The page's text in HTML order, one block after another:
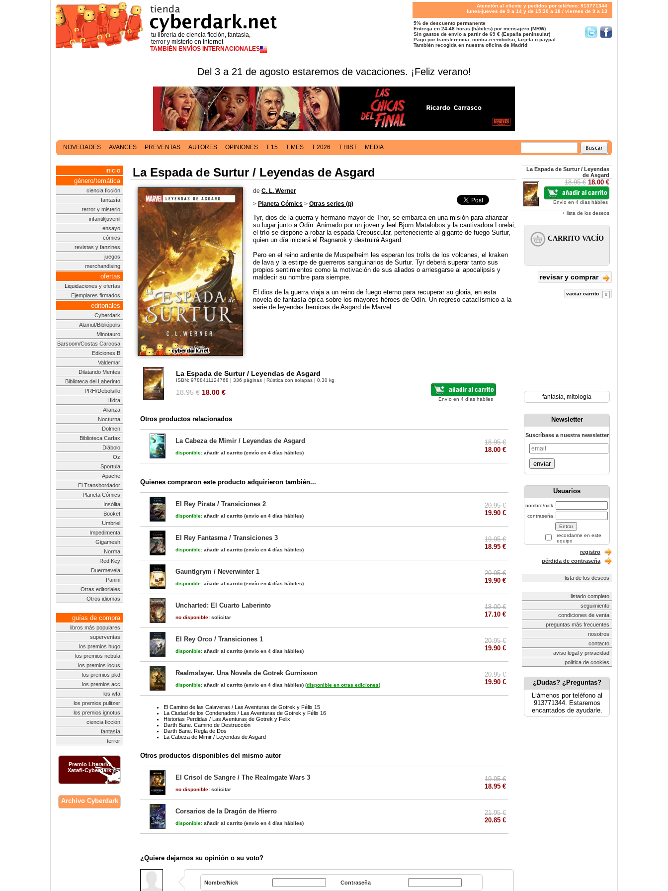
tu librería de ciencia ficción, fantasía,
terror y misterio en Internet
TAMBIÉN ENVÍOS INTERNACIONALES
Atención al cliente y pedidos por teléfono: 913771344
lunes-jueves de 9 a 14 y de 15:30 a 18 / viernes de 9 a 13
5% de descuento permanente
Entrega en 24-48 horas (hábiles) por mensajero (MRW)
Sin gastos de envío a partir de 69 € (España peninsular)
Pago por transferencia, contra-reembolso, tarjeta o paypal
También recogida en nuestra oficina de Madrid
Del 3 a 21 de agosto estaremos de vacaciones. ¡Feliz verano!
NOVEDADES AVANCES PREVENTAS AUTORES OPINIONES T 15 T MES T 2026 T HIST MEDIA
inicio
género/temática
ciencia ficción
fantasía
terror y misterio
infantil/juvenil
ensayo
cómics
revistas y fanzines
juegos
merchandising
ofertas
Liquidaciones y ofertas
Ejemplares firmados
editoriales
Cyberdark
Alamut/Bibliópolis
Minotauro
Barsoom/Costas Carcosa
Ediciones B
Valdemar
Dilatando Mentes
Biblioteca del Laberinto
PRH/Debolsillo
Hidra
Alianza
Nocturna
Dolmen
Biblioteca Carfax
Diábolo
Oz
Sportula
Apache
El Transbordador
Planeta Cómics
Insólita
Booket
Umbriel
Impedimenta
Gigamesh
Norma
Red Key
Duermevela
Panini
Otras editoriales
Otros idiomas
guías de compra
libros más populares
superventas
los premios hugo
los premios nebula
los premios locus
los premios pkd
los premios acc
los wfa
los premios pulitzer
los premios ignotus
ciencia ficción
fantasía
terror
Premio Literario
Xatafi-Cyberdark
Archivo Cyberdark
La Espada de Surtur / Leyendas de Asgard
de C. L. Werner
> Planeta Cómics > Otras series (p)
Tyr, dios de la guerra y hermano mayor de Thor, se embarca en una misión para afianzar
su lugar junto a Odín. Animado por un joven y leal Bjorn Matalobos y la cautivadora Lorelai,
el trío se dispone a robar la espada Crepuscular, perteneciente al gigante de fuego Surtur,
quien un día iniciará el Ragnarok y destruirá Asgard.
Pero en el reino ardiente de Muspelheim les esperan los trolls de los volcanes, el kraken
de lava y la estirpe de guerreros sanguinarios de Surtur. Tyr deberá superar tanto sus
propios sentimientos como la motivación de sus aliados o arriesgarse al apocalipsis y
maldecir su nombre para siempre.
El dios de la guerra viaja a un reino de fuego eterno para recuperar su gloria, en esta
novela de fantasía épica sobre los mayores héroes de Odín. Un regreso cataclísmico a la
serie de leyendas heroicas de Asgard de Marvel.
La Espada de Surtur / Leyendas de Asgard
ISBN: 9788411124768 | 336 páginas | Rústica con solapas | 0.30 kg
18.95 € 18.00 €
Envío en 4 días hábiles
Otros productos relacionados
La Cabeza de Mimir / Leyendas de Asgard
disponible: añadir al carrito (envío en 4 días hábiles)
18.95 €
18.00 €
Quienes compraron este producto adquirieron también...
El Rey Pirata / Transiciones 2
disponible: añadir al carrito (envío en 4 días hábiles)
20.95 €
19.90 €
El Rey Fantasma / Transiciones 3
disponible: añadir al carrito (envío en 4 días hábiles)
19.95 €
18.95 €
Gauntlgrym / Neverwinter 1
disponible: añadir al carrito (envío en 4 días hábiles)
20.95 €
19.90 €
Uncharted: El Cuarto Laberinto
no disponible: solicitar
18.00 €
17.10 €
El Rey Orco / Transiciones 1
disponible: añadir al carrito (envío en 4 días hábiles)
20.95 €
19.90 €
Realmslayer. Una Novela de Gotrek Gurnisson
disponible: añadir al carrito (envío en 4 días hábiles) (disponible en otras ediciones)
20.95 €
19.90 €
El Camino de las Calaveras / Las Aventuras de Gotrek y Félix 15
La Ciudad de los Condenados / Las Aventuras de Gotrek y Félix 16
Historias Perdidas / Las Aventuras de Gotrek y Felix
Darth Bane. Camino de Destrucción
Darth Bane. Regla de Dos
La Cabeza de Mimir / Leyendas de Asgard
Otros productos disponibles del mismo autor
El Crisol de Sangre / The Realmgate Wars 3
no disponible: solicitar
19.95 €
18.95 €
Corsarios de la Dragón de Hierro
disponible: añadir al carrito (envío en 4 días hábiles)
21.95 €
20.85 €
¿Quiere dejarnos su opinión o su voto?
Nombre/Nick Contraseña
La Espada de Surtur / Leyendas
de Asgard
18.95 € 18.00 €
Envío en 4 días hábiles
+ lista de los deseos
revisar y comprar
vaciar carrito
fantasía, mitología
Newsletter
Suscríbase a nuestra newsletter
enviar
Usuarios
nombre/nick
contraseña
recordarme en este
equipo
registro
pérdida de contraseña
lista de los deseos
listado completo
seguimiento
condiciones de venta
preguntas más frecuentes
nosotros
contacto
aviso legal y privacidad
política de cookies
¿Dudas? ¿Preguntas?
Llámenos por teléfono al
913771344. Estaremos
encantados de ayudarle.